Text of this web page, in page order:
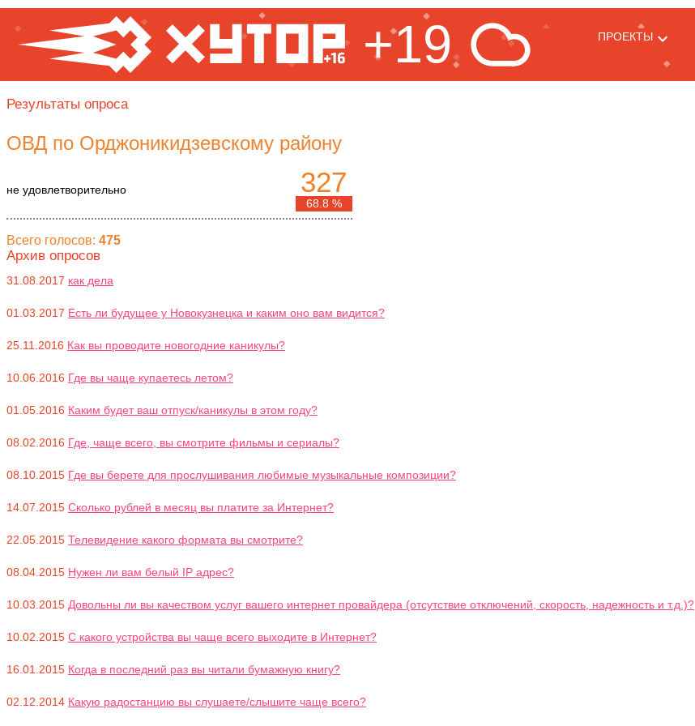
+19 ПРОЕКТЫ
Результаты опроса
ОВД по Орджоникидзевскому району
не удовлетворительно 327
68.8 %
Всего голосов: 475
Архив опросов
31.08.2017 как дела
01.03.2017 Есть ли будущее у Новокузнецка и каким оно вам видится?
25.11.2016 Как вы проводите новогодние каникулы?
10.06.2016 Где вы чаще купаетесь летом?
01.05.2016 Каким будет ваш отпуск/каникулы в этом году?
08.02.2016 Где, чаще всего, вы смотрите фильмы и сериалы?
08.10.2015 Где вы берете для прослушивания любимые музыкальные композиции?
14.07.2015 Сколько рублей в месяц вы платите за Интернет?
22.05.2015 Телевидение какого формата вы смотрите?
08.04.2015 Нужен ли вам белый IP адрес?
10.03.2015 Довольны ли вы качеством услуг вашего интернет провайдера (отсутствие отключений, скорость, надежность и т.д.)?
10.02.2015 С какого устройства вы чаще всего выходите в Интернет?
16.01.2015 Когда в последний раз вы читали бумажную книгу?
02.12.2014 Какую радостанцию вы слушаете/слышите чаще всего?